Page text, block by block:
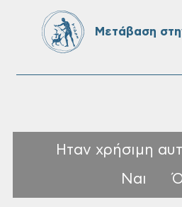
Μετάβαση
Ηταν χρήσιμη
Ναι